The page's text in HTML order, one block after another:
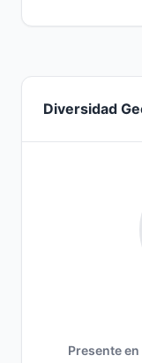
Diversidad
Presente